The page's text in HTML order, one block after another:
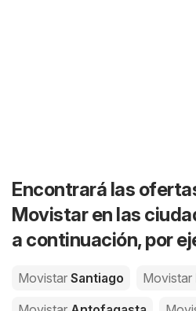
Encontrará las
Movistar en las
a continuación, por
Movistar Santiago Movistar